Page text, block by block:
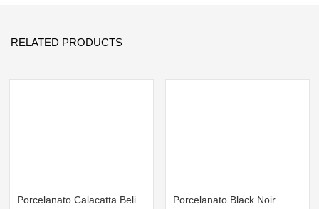
RELATED PRODUCTS
Porcelanato Black Noir